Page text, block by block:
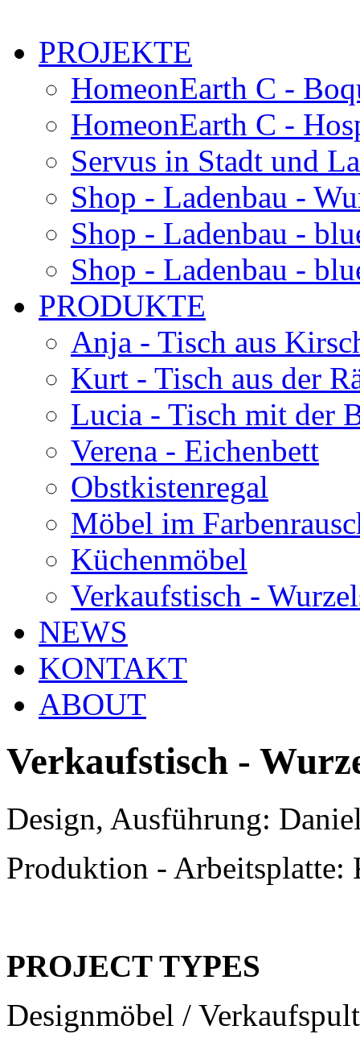
PROJEKTE
HomeonEarth C -
HomeonEarth C -
Servus in Stadt und
Shop - Ladenbau -
Shop - Ladenbau -
Shop - Ladenbau -
PRODUKTE
Anja - Tisch aus
Kurt - Tisch aus der
Lucia - Tisch mit der
Verena - Eichenbett
Obstkistenregal
Möbel im
Küchenmöbel
Verkaufstisch -
NEWS
KONTAKT
ABOUT
Verkaufstisch -
Design, Ausführung:
Produktion -
PROJECT TYPES
Designmöbel / Verkaufspult